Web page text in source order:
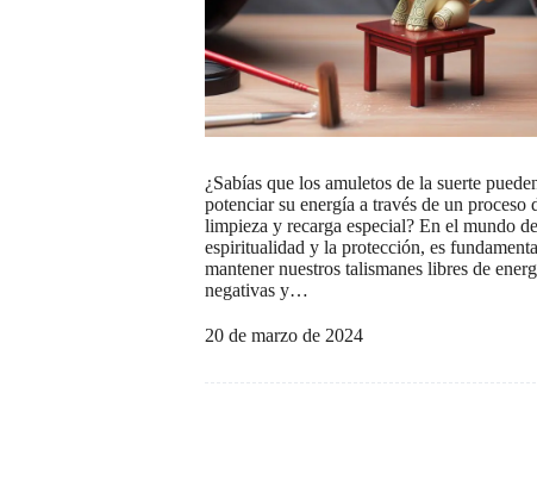
¿Sabías que los amuletos de la suerte
potenciar su energía a través de un proceso
limpieza y recarga especial? En el mundo
espiritualidad y la protección, es
mantener nuestros talismanes libres de
negativas y…
20 de marzo de 2024